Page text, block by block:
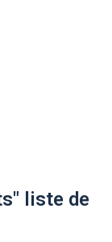
liste de